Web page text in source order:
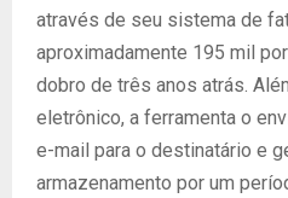
através de seu sistema de
aproximadamente 195 mil
dobro de três anos atrás.
eletrônico, a ferramenta o
e-mail para o destinatário e
armazenamento por um